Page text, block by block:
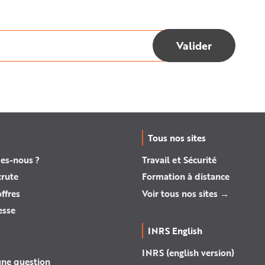
nous ?
question
Tous nos sites
Travail et Sécurité
Formation à distance
Voir tous nos sites →
INRS English
INRS (english version)